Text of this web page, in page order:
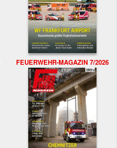
FEUERWEHR-MAGAZIN 7/2026